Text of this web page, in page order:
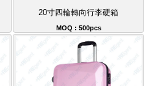
20寸四輪轉向行李硬箱
MOQ : 500pcs